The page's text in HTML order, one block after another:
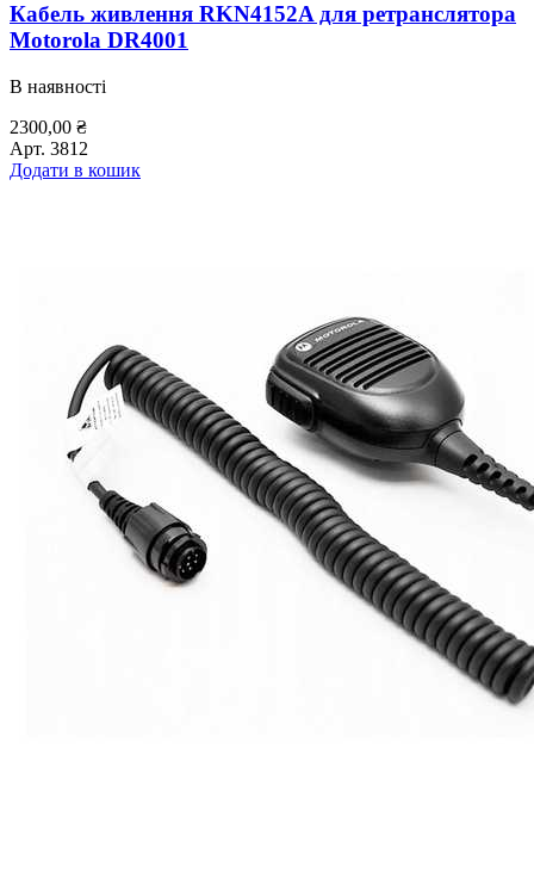
Кабель живлення RKN4152A для ретранслятора
Motorola DR4001
В наявності
2300,00 ₴
Арт. 3812
Додати в кошик